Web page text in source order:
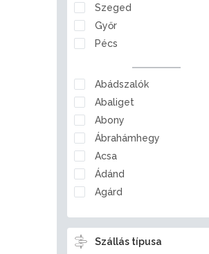
Somogy
Szabolcs-Szatmár-Bereg
Tolna
Veszprém
Zala
Szeged
Győr
Pécs
Abádszalók
Abaliget
Abony
Ábrahámhegy
Acsa
Ádánd
Agárd
Aggtelek
Ajka
Szállás típusa